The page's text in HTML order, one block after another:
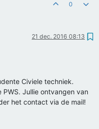
0
21 dec. 2016 08:13
Civiele techniek.
PWS. Jullie ontvangen van
het contact via de mail!